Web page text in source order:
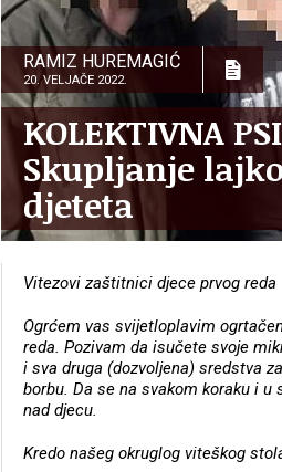
RAMIZ HUREMAGIĆ
20. VELJAČE 2022.
KOLEKTIVNA
Skupljanje
djeteta
Vitezovi zaštitnici djece prvog reda
Ogrćem vas svijetloplavim
reda. Pozivam da isučete svoje
i sva druga (dozvoljena) sredstva
borbu. Da se na svakom koraku i
nad djecu.
Kredo našeg okruglog viteškog